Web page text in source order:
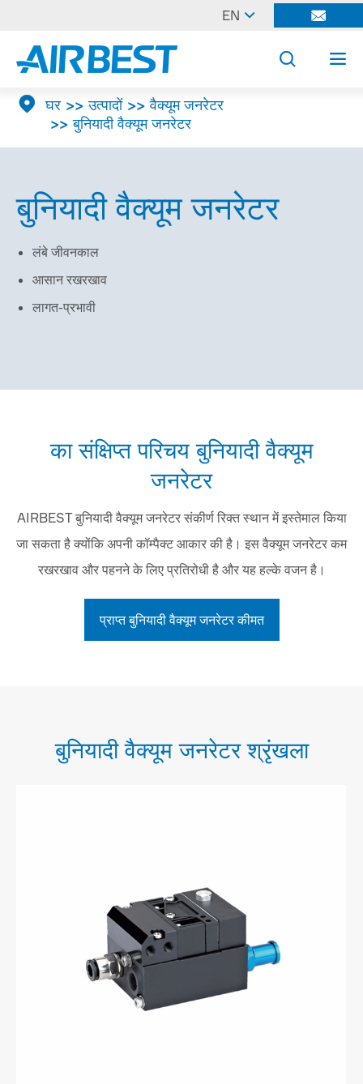
EN  
 
 घर उत्पादों
वैक्यूम जनरेटर
बुनियादी वैक्यूम जनरेटर
बुनियादी वैक्यूम जनरेटर
लंबे जीवनकाल
आसान रखरखाव
लागत-प्रभावी
का संक्षिप्त परिचय बुनियादी वैक्यूम
जनरेटर
AIRBEST बुनियादी वैक्यूम जनरेटर संकीर्ण रिक्त स्थान में इस्तेमाल किया
जा सकता है क्योंकि अपनी कॉम्पैक्ट आकार की है। इस वैक्यूम जनरेटर कम
रखरखाव और पहनने के लिए प्रतिरोधी है और यह हल्के वजन है।
प्राप्त बुनियादी वैक्यूम जनरेटर कीमत
बुनियादी वैक्यूम जनरेटर श्रृंखला